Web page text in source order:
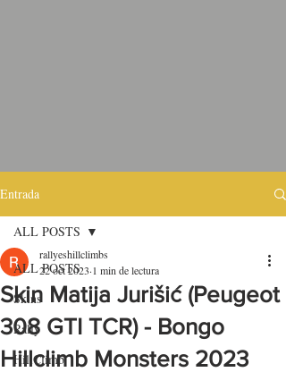
Entrada
ALL POSTS
Skins
Rally
HillClimb
ALL POSTS
Skin Matija Jurišić (Peugeot
308 GTI TCR) - Bongo
Hillclimb Monsters 2023
rallyeshillclimbs
22 oct 2023 1 min de lectura